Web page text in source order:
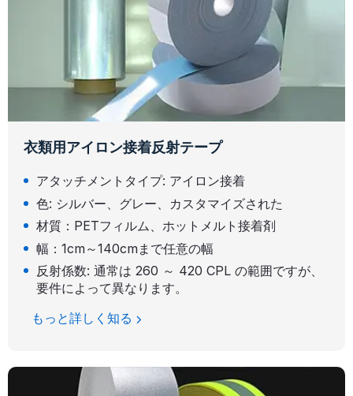
衣類用アイロン接着反射テープ
アタッチメントタイプ: アイロン接着
色: シルバー、グレー、カスタマイズされた
材質：PETフィルム、ホットメルト接着剤
幅：1cm～140cmまで任意の幅
反射係数: 通常は 260 ～ 420 CPL の範囲ですが、
要件によって異なります。
もっと詳しく知る